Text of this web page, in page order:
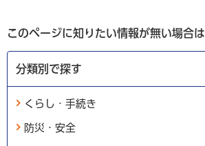
このページに知りたい情報が無い場合は
分類別で探す
くらし・手続き
防災・安全